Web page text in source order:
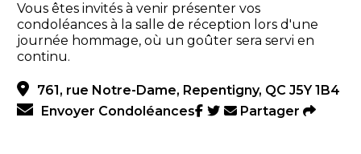
Vous êtes invités à venir présenter vos
condoléances à la salle de réception lors d'une
journée hommage, où un goûter sera servi en
continu.
761, rue Notre-Dame, Repentigny, QC J5Y 1B4
Envoyer Condoléances
Partager